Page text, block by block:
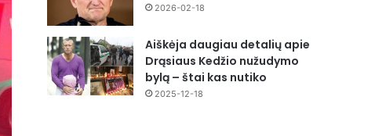
2026-02-18
Aiškėja daugiau detalių apie
Drąsiaus Kedžio nužudymo
bylą – štai kas nutiko
2025-12-18